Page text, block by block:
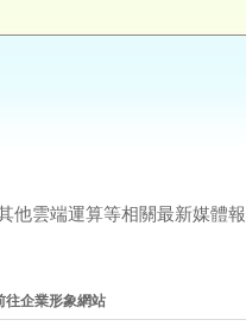
他雲端運算等相關最新媒體報
往企業形象網站